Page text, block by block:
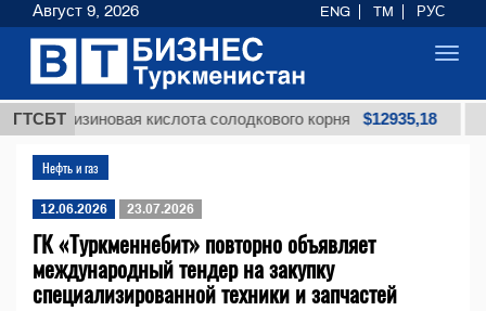
ГТСБТ кислота солодкового корня $12935,18
Нефть и газ
12.06.2026 23.07.2026
ГК «Туркменнебит» повторно объявляет
международный тендер на закупку
специализированной техники и запчастей
Август 9, 2026 ENG TM РУС